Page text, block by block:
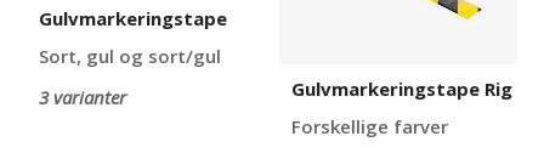
Gulvmarkeringstape
Sort, gul og sort/gul
3 varianter
Gulvmarkeringstape Rig
Forskellige farver